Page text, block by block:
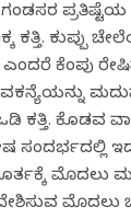
ಪ್ರತಿಷ್ಟೆಯ
ಕುಪ್ಪು
ಎಂದರೆ ಕೆಂಪು
ಕತ್ತಿ. ಕೊಡವ
ಸಂದರ್ಭದಲ್ಲಿ
ಮೊದಲು
ಮೊದಲು